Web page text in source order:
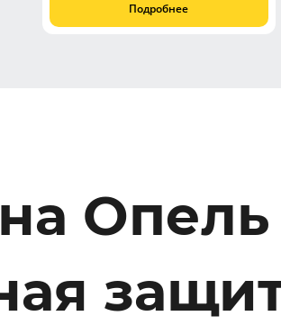
Подробнее